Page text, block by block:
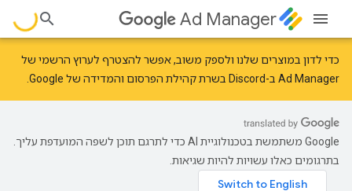
Ad Manager
כדי לדון במוצרים שלנו ולספק משוב, אפשר להצטרף לערוץ הרשמי של
Ad Manager ב-Discord בשרת
קהילת הפרסום והמדידה של Google
‫Google משתמשת בטכנולוגיית AI כדי לתרגם תוכן לשפה המועדפת עליך.
בתרגומים כאלו עשויות להיות שגיאות.